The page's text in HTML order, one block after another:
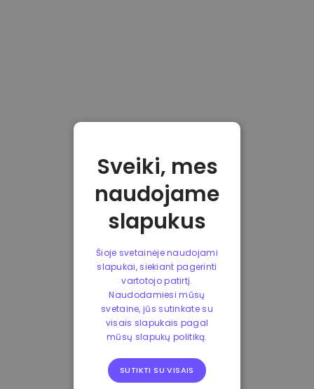
Sveiki, mes
naudojame
slapukus
Šioje svetainėje naudojami
slapukai, siekiant pagerinti
vartotojo patirtį.
Naudodamiesi mūsų
svetaine, jūs sutinkate su
visais slapukais pagal
mūsų slapukų politiką.
SUTIKTI SU VISAIS